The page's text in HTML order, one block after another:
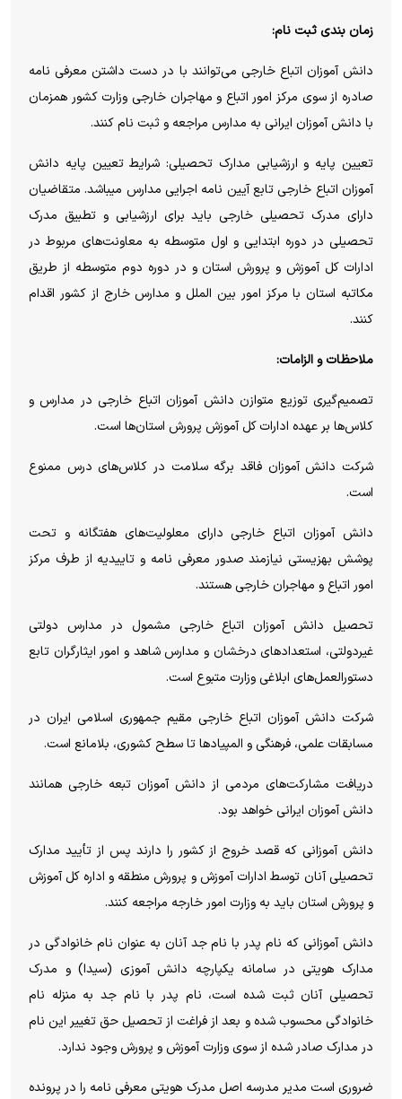
زمان بندی ثبت نام:
دانش آموزان اتباع خارجی می‌توانند با در دست داشتن معرفی نامه
صادره از سوی مرکز امور اتباع و مهاجران خارجی وزارت کشور همزمان
با دانش آموزان ایرانی به مدارس مراجعه و ثبت نام کنند.
تعیین پایه و ارزشیابی مدارک تحصیلی: شرایط تعیین پایه دانش
آموزان اتباع خارجی تابع آیین نامه اجرایی مدارس میباشد. متقاضیان
دارای مدرک تحصیلی خارجی باید برای ارزشیابی و تطبیق مدرک
تحصیلی در دوره ابتدایی و اول متوسطه به معاونت‌های مربوط در
ادارات کل آموزش و پرورش استان و در دوره دوم متوسطه از طریق
مکاتبه استان با مرکز امور بین الملل و مدارس خارج از کشور اقدام
کنند.
ملاحظات و الزامات:
تصمیم‌گیری توزیع متوازن دانش آموزان اتباع خارجی در مدارس و
کلاس‌ها بر عهده ادارات کل آموزش پرورش استان‌ها است.
شرکت دانش آموزان فاقد برگه سلامت در کلاس‌های درس ممنوع
است.
دانش آموزان اتباع خارجی دارای معلولیت‌های هفتگانه و تحت
پوشش بهزیستی نیازمند صدور معرفی نامه و تاییدیه از طرف مرکز
امور اتباع و مهاجران خارجی هستند.
تحصیل دانش آموزان اتباع خارجی مشمول در مدارس دولتی
غیردولتی، استعداد‌های درخشان و مدارس شاهد و امور ایثارگران تابع
دستورالعمل‌های ابلاغی وزارت متبوع است.
شرکت دانش آموزان اتباع خارجی مقیم جمهوری اسلامی ایران در
مسابقات علمی، فرهنگی و المپیاد‌ها تا سطح کشوری، بلامانع است.
دریافت مشارکت‌های مردمی از دانش آموزان تبعه خارجی همانند
دانش آموزان ایرانی خواهد بود.
دانش آموزانی که قصد خروج از کشور را دارند پس از تأیید مدارک
تحصیلی آنان توسط ادارات آموزش و پرورش منطقه و اداره کل آموزش
و پرورش استان باید به وزارت امور خارجه مراجعه کنند.
دانش آموزانی که نام پدر با نام جد آنان به عنوان نام خانوادگی در
مدارک هویتی در سامانه یکپارچه دانش آموزی (سیدا) و مدرک
تحصیلی آنان ثبت شده است، نام پدر با نام جد به منزله نام
خانوادگی محسوب شده و بعد از فراغت از تحصیل حق تغییر این نام
در مدارک صادر شده از سوی وزارت آموزش و پرورش وجود ندارد.
ضروری است مدیر مدرسه اصل مدرک هویتی معرفی نامه را در پرونده